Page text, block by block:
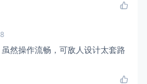
然操作流畅，可敌人设计太套路